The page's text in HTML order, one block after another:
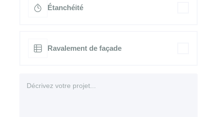
Étanchéité
Ravalement de façade